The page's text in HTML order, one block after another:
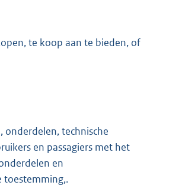
te koop aan te bieden, of
onderdelen, technische
en passagiers met het
en
toestemming,.